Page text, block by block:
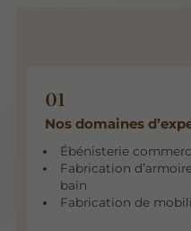
Nos domaines
Ébénisterie
Fabrication
bain
Fabrication de